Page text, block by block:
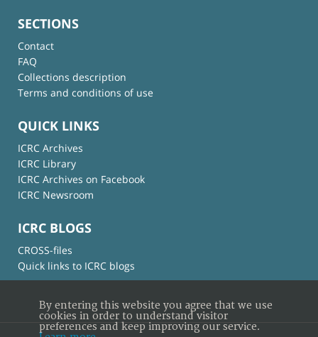
SECTIONS
Contact
FAQ
Collections description
Terms and conditions of use
QUICK LINKS
ICRC Archives
ICRC Library
ICRC Archives on Facebook
ICRC Newsroom
ICRC BLOGS
CROSS-files
Quick links to ICRC blogs
By entering this website you agree that we use
cookies in order to understand visitor
preferences and keep improving our service.